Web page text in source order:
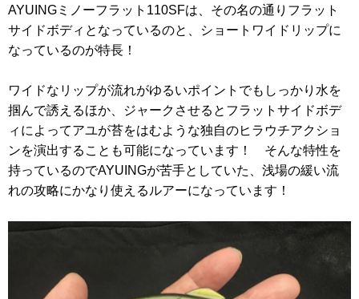
AYUINGミノーフラット110SFは、その名の通りフラット
サイドボディとなっているのと、ショートワイドリップに
なっているのが特長！
ワイドなリップが流れがゆるいポイントでもしっかり水を
掴んで誘えるほか、ジャークさせるとフラットサイドボデ
ィによってアユが苔をはむような独自のヒラウチアクショ
ンを演出することも可能になっています！ そんな特性を
持っているのでAYUINGが苦手としていた、浅場の緩い流
れの攻略にかなり使えるルアーになっています！